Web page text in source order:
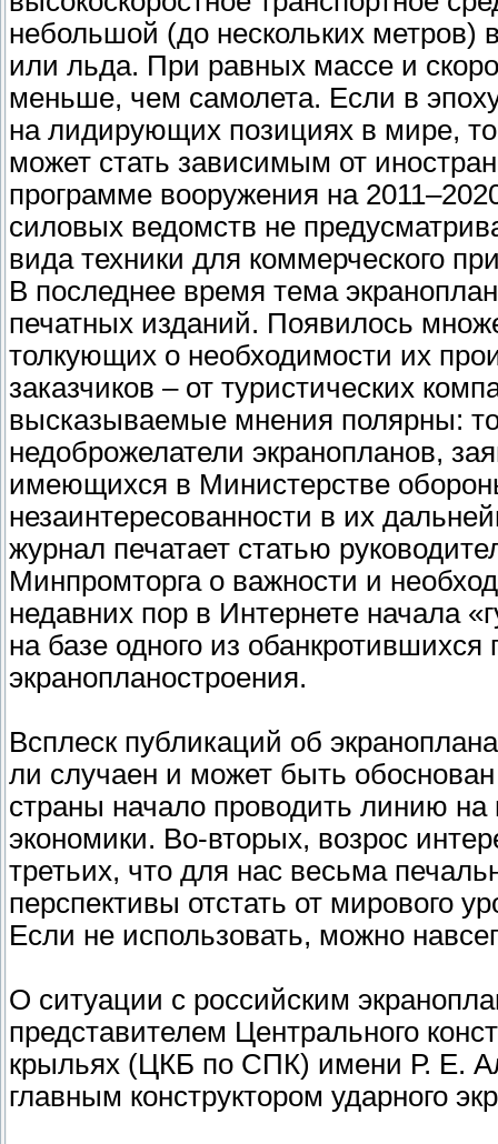
небольшой (до нескольких метров)
или льда. При равных массе и
меньше, чем самолета. Если в
на лидирующих позициях в мире,
может стать зависимым от
программе вооружения на
силовых ведомств не
вида техники для коммерческого
В последнее время тема
печатных изданий. Появилось
толкующих о необходимости их
заказчиков – от туристических
высказываемые мнения полярны:
недоброжелатели экранопланов,
имеющихся в Министерстве
незаинтересованности в их
журнал печатает статью
Минпромторга о важности и
недавних пор в Интернете начала
на базе одного из
экранопланостроения.
Всплеск публикаций об
ли случаен и может быть
страны начало проводить линию на
экономики. Во-вторых, возрос
третьих, что для нас весьма
перспективы отстать от мирового
Если не использовать, можно
О ситуации с российским
представителем Центрального
крыльях (ЦКБ по СПК) имени Р. Е.
главным конструктором ударного